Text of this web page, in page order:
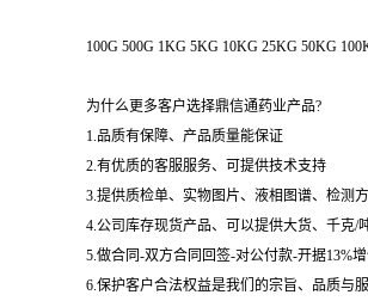
100G 500G 1KG 5KG 10KG 25KG 50KG
为什么更多客户选择鼎信通药业产品?
1.品质有保障、产品质量能保证
2.有优质的客服服务、可提供技术支持
3.提供质检单、实物图片、液相图谱、检测
4.公司库存现货产品、可以提供大货、千克/
5.做合同-双方合同回签-对公付款-开据13%
6.保护客户合法权益是我们的宗旨、品质与